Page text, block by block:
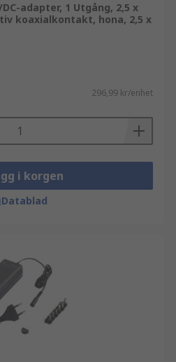
DC-adapter, 1 Utgång, 2,5 x
koaxialkontakt, hona, 2,5 x
296,99 kr/enhet
i korgen
Datablad